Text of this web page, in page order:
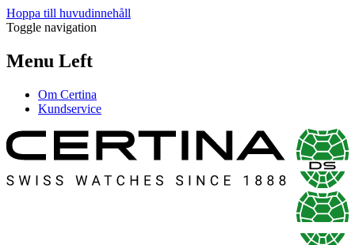
Hoppa till huvudinnehåll
Toggle navigation
Menu Left
Om Certina
Kundservice